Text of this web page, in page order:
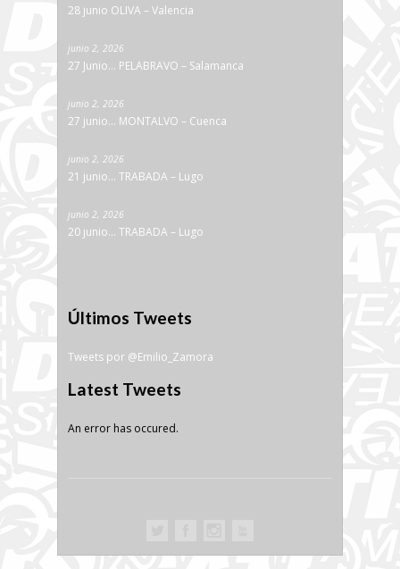
28 junio OLIVA – Valencia
junio 2, 2026
27 Junio… PELABRAVO – Salamanca
junio 2, 2026
27 junio… MONTALVO – Cuenca
junio 2, 2026
21 junio… TRABADA – Lugo
junio 2, 2026
20 junio… TRABADA – Lugo
Últimos Tweets
Tweets por @Emilio_Zamora
Latest Tweets
An error has occured.